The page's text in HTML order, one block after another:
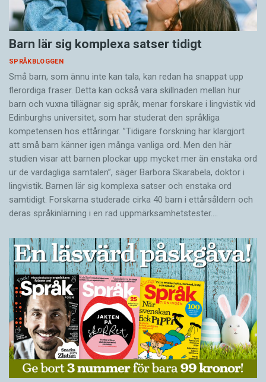
Barn lär sig komplexa satser tidigt
SPRÅKBLOGGEN
Små barn, som ännu inte kan tala, kan redan ha snappat upp
flerordiga fraser. Detta kan också vara skillnaden mellan hur
barn och vuxna tillägnar sig språk, menar forskare i lingvistik vid
Edinburghs universitet, som har studerat den språkliga
kompetensen hos ettåringar. ”Tidigare forskning har klargjort
att små barn känner igen många vanliga ord. Men den här
studien visar att barnen plockar upp mycket mer än enstaka ord
ur de vardagliga samtalen”, säger Barbora Skarabela, doktor i
lingvistik. Barnen lär sig komplexa satser och enstaka ord
samtidigt. Forskarna studerade cirka 40 barn i ettårsåldern och
deras språkinlärning i en rad uppmärksamhetstester.…